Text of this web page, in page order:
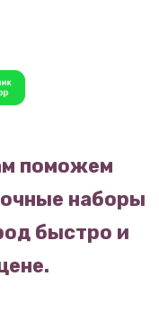
поможем
наборы
быстро и